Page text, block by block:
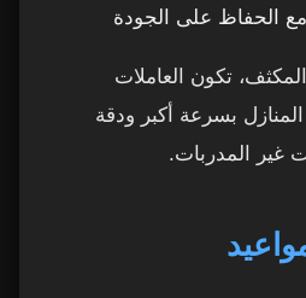
مع الحفاظ على الجودة
تكون العاملات
بسرعة أكبر ودقة
غير المدربات.